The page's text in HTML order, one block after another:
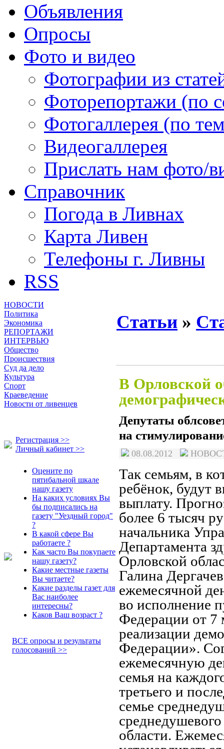
Объявления
Опросы
Фото и видео
Фотографии из
Фоторепортажи (по
Фотогаллерея (по
Видеогаллерея
Прислать нам фото/
Справочник
Погода в Ливнах
Карта Ливен
Телефоны г. Ливны
RSS
НОВОСТИ
Политика
Экономика
РЕПОРТАЖИ
ИНТЕРВЬЮ
Общество
Происшествия
Суд да дело
Культура
Спорт
Краеведение
Новости от ливенцев
Регистрация >>
Личный кабинет >>
Оцените по
пятибальной шкале
нашу газету
На каких условиях Вы
бы подписались на
газету "Уездный город"
?
В какой сфере Вы
работаете ?
Как часто Вы покупаете
нашу газету?
Какие местные газеты
Вы читаете?
Какие разделы газет для
Вас наиболее
интересны?
Каков Ваш возраст ?
ВСЕ опросы и результаты
голосований >>
Статьи »
В Орловской
Депутаты
на
08.08.2012
Так семьям, в
ребёнок, будут
выплату.
более 6 тысяч
начальника
Департамента
Орловской
Галина
ежемесячной
во исполнение
Федерации от 7
реализации
Федерации».
ежемесячную
семья на
третьего и
семье
области.